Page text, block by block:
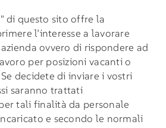
di questo sito offre la
l’interesse a lavorare
ovvero di rispondere ad
per posizioni vacanti o
decidete di inviare i vostri
saranno trattati
tali finalità da personale
e secondo le normali